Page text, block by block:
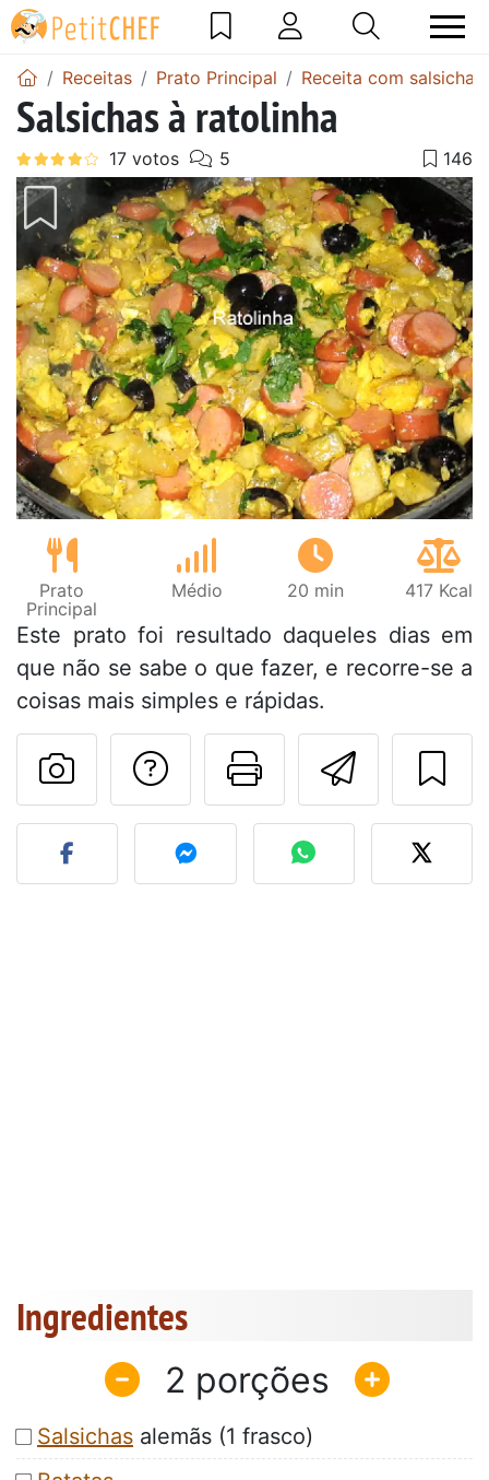
Receitas Prato Principal Receita com salsicha
Salsichas à ratolinha
Prato
Principal
Médio 20 min 417 Kcal
Este prato foi resultado daqueles dias em
que não se sabe o que fazer, e recorre-se a
coisas mais simples e rápidas.
Imprima
Falar com o autor
Fez esta receita?
Ingredientes
2
Salsichas alemãs (1 frasco)